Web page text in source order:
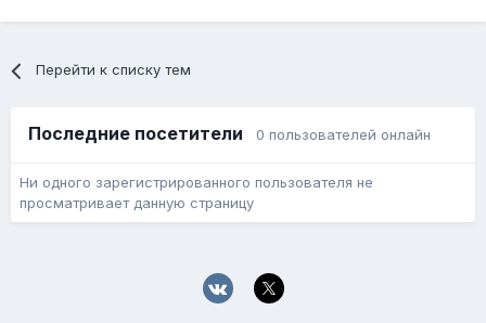
Перейти к списку тем
Последние посетители 0 пользователей онлайн
Ни одного зарегистрированного пользователя не
просматривает данную страницу